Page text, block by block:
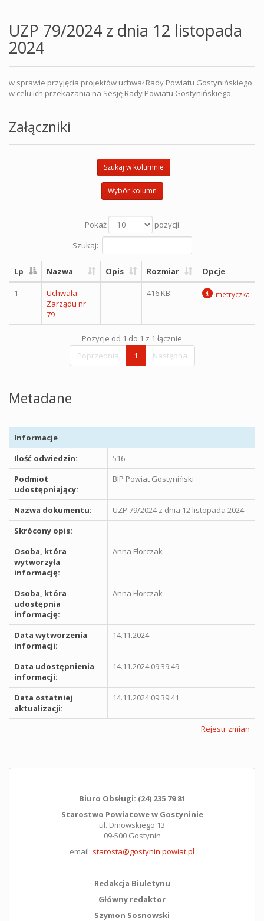
UZP 79/2024 z dnia 12 listopada
2024
w sprawie przyjęcia projektów uchwał Rady Powiatu Gostynińskiego
w celu ich przekazania na Sesję Rady Powiatu Gostynińskiego
Załączniki
Szukaj w kolumnie
Wybór kolumn
Pokaż
pozycji
Szukaj:
Lp Nazwa Opis Rozmiar Opcje
1
Uchwała
Zarządu nr
79
416 KB metryczka
Pozycje od 1 do 1 z 1 łącznie
Poprzednia
1 Następna
Metadane
Informacje
Ilość odwiedzin:
516
Podmiot
udostępniający:
BIP Powiat Gostyniński
Nazwa dokumentu:
UZP 79/2024 z dnia 12 listopada 2024
Skrócony opis:
Osoba, która
wytworzyła
informację:
Anna Florczak
Osoba, która
udostępnia
informację:
Anna Florczak
Data wytworzenia
informacji:
14.11.2024
Data udostępnienia
informacji:
14.11.2024 09:39:49
Data ostatniej
aktualizacji:
14.11.2024 09:39:41
Rejestr zmian
Biuro Obsługi: (24) 235 79 81
Starostwo Powiatowe w Gostyninie
ul. Dmowskiego 13
09-500 Gostynin
email: starosta@gostynin.powiat.pl
Redakcja Biuletynu
Główny redaktor
Szymon Sosnowski